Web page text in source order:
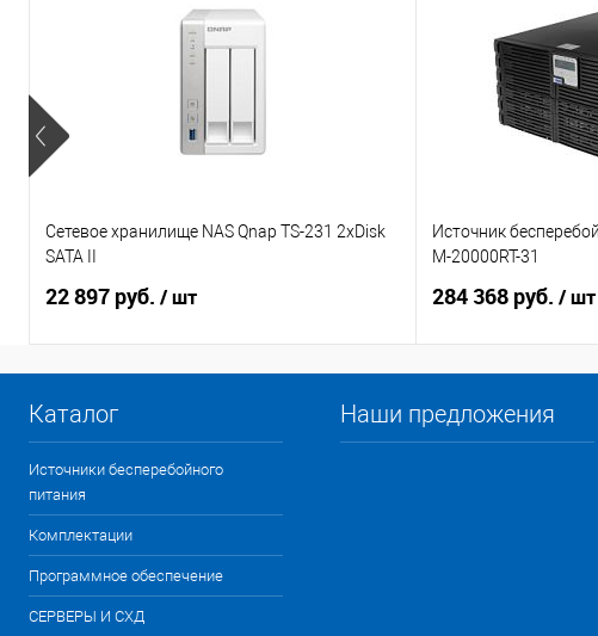
Сетевое хранилище NAS Qnap TS-231 2xDisk
SATA II
22 897 руб. / шт
Источник
M-20000RT-31
284 368 руб. / шт
Каталог
Источники бесперебойного
питания
Комплектации
Программное обеспечение
СЕРВЕРЫ И СХД
Наши предложения